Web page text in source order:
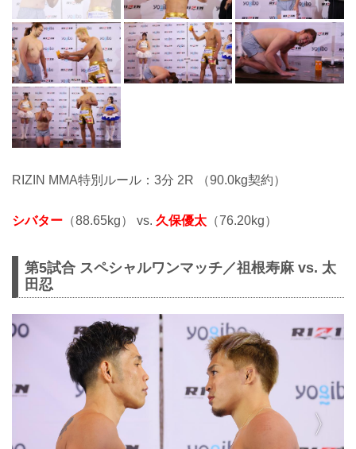
RIZIN MMA特別ルール：3分 2R （90.0kg契約）
シバター （88.65kg） vs. 久保優太 （76.20kg）
第5試合 スペシャルワンマッチ／祖根寿麻 vs. 太
田忍